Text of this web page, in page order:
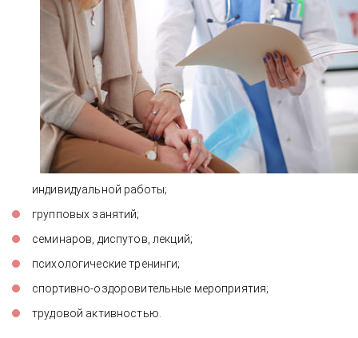
индивидуальной работы;
групповых занятий;
семинаров, диспутов, лекций;
психологические тренинги;
спортивно-оздоровительные мероприятия;
трудовой активностью.